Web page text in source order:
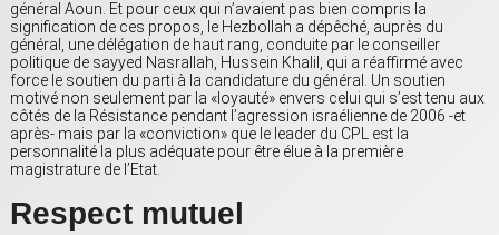
général Aoun. Et pour ceux qui n’avaient pas bien compris la
signification de ces propos, le Hezbollah a dépêché, auprès du
général, une délégation de haut rang, conduite par le conseiller
politique de sayyed Nasrallah, Hussein Khalil, qui a réaffirmé avec
force le soutien du parti à la candidature du général. Un soutien
motivé non seulement par la «loyauté» envers celui qui s’est tenu aux
côtés de la Résistance pendant l’agression israélienne de 2006 -et
après- mais par la «conviction» que le leader du CPL est la
personnalité la plus adéquate pour être élue à la première
magistrature de l’Etat.
Respect mutuel